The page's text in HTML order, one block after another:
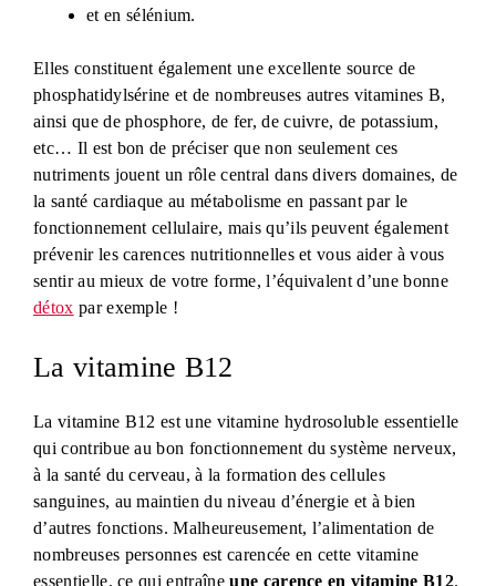
et en sélénium.
Elles constituent également une excellente source de
phosphatidylsérine et de nombreuses autres vitamines B,
ainsi que de phosphore, de fer, de cuivre, de potassium,
etc… Il est bon de préciser que non seulement ces
nutriments jouent un rôle central dans divers domaines, de
la santé cardiaque au métabolisme en passant par le
fonctionnement cellulaire, mais qu’ils peuvent également
prévenir les carences nutritionnelles et vous aider à vous
sentir au mieux de votre forme, l’équivalent d’une bonne
détox par exemple !
La vitamine B12
La vitamine B12 est une vitamine hydrosoluble essentielle
qui contribue au bon fonctionnement du système nerveux,
à la santé du cerveau, à la formation des cellules
sanguines, au maintien du niveau d’énergie et à bien
d’autres fonctions. Malheureusement, l’alimentation de
nombreuses personnes est carencée en cette vitamine
essentielle, ce qui entraîneune carence en vitamine B12.